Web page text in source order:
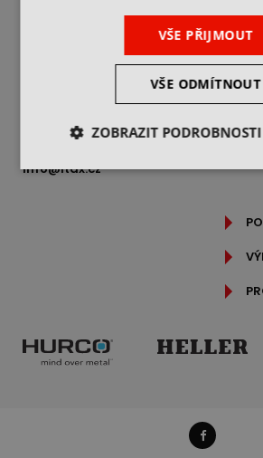
DIČ: CZ25062760
info@itax.cz
JAK
ÚDAJŮ
VŠE PŘIJMOUT
VŠE ODMÍTNOUT
ZOBRAZIT PODROBNOSTI